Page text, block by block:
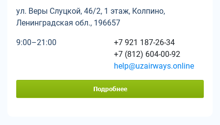
ул. Веры Слуцкой, 46/2, 1 этаж, Колпино,
Ленинградская обл., 196657
9:00–21:00
+7 921 187-26-34
+7 (812) 604-00-92
help@uzairways.online
Подробнее